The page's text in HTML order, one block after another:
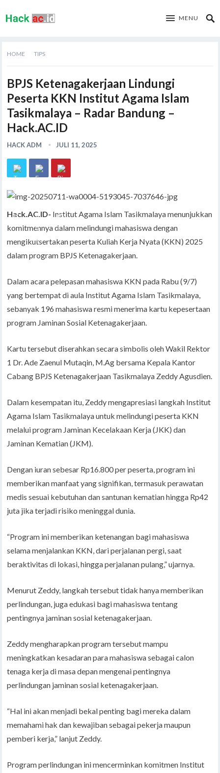
MENU
HOME TIPS
BPJS Ketenagakerjaan Lindungi
Peserta KKN Institut Agama Islam
Tasikmalaya – Radar Bandung –
Hack.AC.ID
HACK ADM JULI 11, 2025
Hack.AC.ID- Institut Agama Islam Tasikmalaya menunjukkan
komitmennya dalam melindungi mahasiswa dengan
mengikutsertakan peserta Kuliah Kerja Nyata (KKN) 2025
dalam program BPJS Ketenagakerjaan.
Dalam acara pelepasan mahasiswa KKN pada Rabu (9/7)
yang bertempat di aula Institut Agama Islam Tasikmalaya,
sebanyak 196 mahasiswa resmi menerima kartu kepesertaan
program Jaminan Sosial Ketenagakerjaan.
Kartu tersebut diserahkan secara simbolis oleh Wakil Rektor
1 Dr. Ade Zaenul Mutaqin, M.Ag bersama Kepala Kantor
Cabang BPJS Ketenagakerjaan Tasikmalaya Zeddy Agusdien.
Dalam kesempatan itu, Zeddy mengapresiasi langkah Institut
Agama Islam Tasikmalaya untuk melindungi peserta KKN
melalui program Jaminan Kecelakaan Kerja (JKK) dan
Jaminan Kematian (JKM).
Dengan iuran sebesar Rp16.800 per peserta, program ini
memberikan manfaat yang signifikan, termasuk perawatan
medis sesuai kebutuhan dan santunan kematian hingga Rp42
juta jika terjadi risiko meninggal dunia.
“Program ini memberikan ketenangan bagi mahasiswa
selama menjalankan KKN, dari perjalanan pergi, saat
beraktivitas di lokasi, hingga perjalanan pulang,” ujarnya.
Menurut Zeddy, langkah tersebut tidak hanya memberikan
perlindungan, juga edukasi bagi mahasiswa tentang
pentingnya jaminan sosial ketenagakerjaan.
Zeddy mengharapkan program tersebut mampu
meningkatkan kesadaran para mahasiswa sebagai calon
tenaga kerja di masa depan mengenai pentingnya
perlindungan jaminan sosial ketenagakerjaan.
“Hal ini akan menjadi bekal penting bagi mereka dalam
memahami hak dan kewajiban sebagai pekerja maupun
pemberi kerja,” lanjut Zeddy.
Program perlindungan ini mencerminkan komitmen Institut